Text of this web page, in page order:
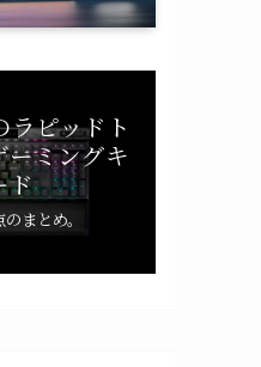
ラピッドト
ーミングキ
ド
まとめ。